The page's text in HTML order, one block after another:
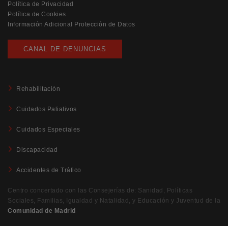
Política de Privacidad
Política de Cookies
Información Adicional Protección de Datos
CANAL DE DENUNCIAS
Rehabilitación
Cuidados Paliativos
Cuidados Especiales
Discapacidad
Accidentes de Tráfico
Centro concertado con las Consejerías de: Sanidad, Políticas
Sociales, Familias, Igualdad y Natalidad, y Educación y Juventud de la
Comunidad de Madrid